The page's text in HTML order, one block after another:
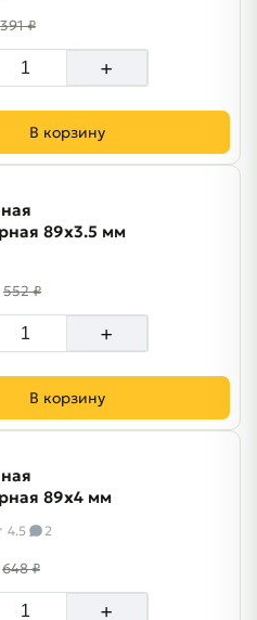
391 ₽
+
В корзину
89х3.5 мм
552 ₽
+
В корзину
89х4 мм
4.5 2
648 ₽
+